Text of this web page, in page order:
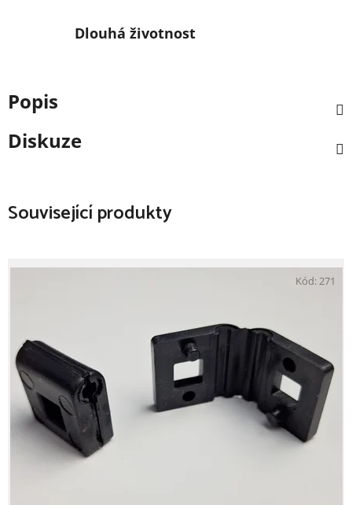
Dlouhá životnost
Popis
Diskuze
Související produkty
Kód:271